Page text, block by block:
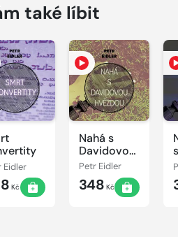
také líbit
Eidler
Kč
Nahá s
Davidovou
hvězdou
Petr Eidler
348 Kč